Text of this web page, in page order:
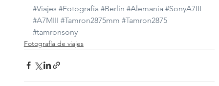
#Viajes #Fotografía #Berlín #Alemania #SonyA7III
#A7MIII #Tamron2875mm #Tamron2875
#tamronsony
Fotografía de viajes